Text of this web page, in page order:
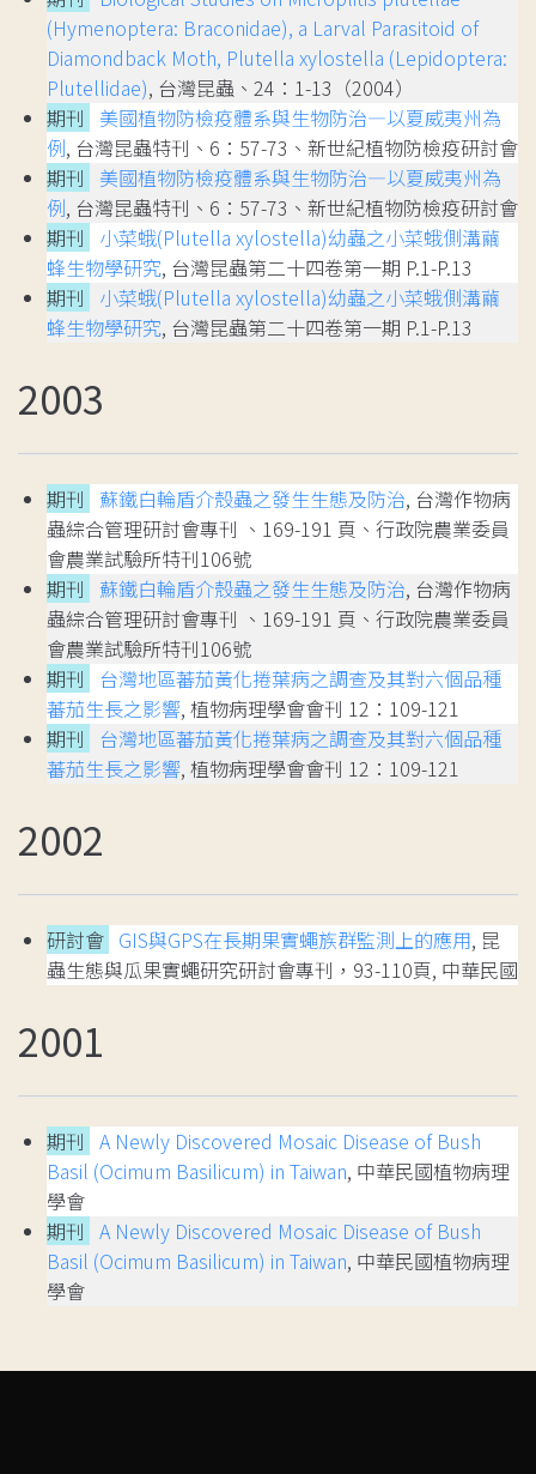
(Hymenoptera: Braconidae), a Larval Parasitoid of
Diamondback Moth, Plutella xylostella (Lepidoptera:
Plutellidae), 台灣昆蟲、24：1-13（2004）
期刊
美國植物防檢疫體系與生物防治—以夏威夷州為
例, 台灣昆蟲特刊、6：57-73、新世紀植物防檢疫研討會
期刊
美國植物防檢疫體系與生物防治—以夏威夷州為
例, 台灣昆蟲特刊、6：57-73、新世紀植物防檢疫研討會
期刊
小菜蛾(Plutella xylostella)幼蟲之小菜蛾側溝繭
蜂生物學研究, 台灣昆蟲第二十四卷第一期 P.1-P.13
期刊
小菜蛾(Plutella xylostella)幼蟲之小菜蛾側溝繭
蜂生物學研究, 台灣昆蟲第二十四卷第一期 P.1-P.13
2003
期刊 蘇鐵白輪盾介殼蟲之發生生態及防治, 台灣作物病
蟲綜合管理研討會專刊 、169-191 頁、行政院農業委員
會農業試驗所特刊106號
期刊
蘇鐵白輪盾介殼蟲之發生生態及防治, 台灣作物病
蟲綜合管理研討會專刊 、169-191 頁、行政院農業委員
會農業試驗所特刊106號
期刊
台灣地區蕃茄黃化捲葉病之調查及其對六個品種
蕃茄生長之影響, 植物病理學會會刊 12：109-121
期刊
台灣地區蕃茄黃化捲葉病之調查及其對六個品種
蕃茄生長之影響, 植物病理學會會刊 12：109-121
2002
研討會 GIS與GPS在長期果實蠅族群監測上的應用, 昆
蟲生態與瓜果實蠅研究研討會專刊，93-110頁, 中華民國
2001
期刊 A Newly Discovered Mosaic Disease of Bush
Basil (Ocimum Basilicum) in Taiwan, 中華民國植物病理
學會
期刊 A Newly Discovered Mosaic Disease of Bush
Basil (Ocimum Basilicum) in Taiwan, 中華民國植物病理
學會